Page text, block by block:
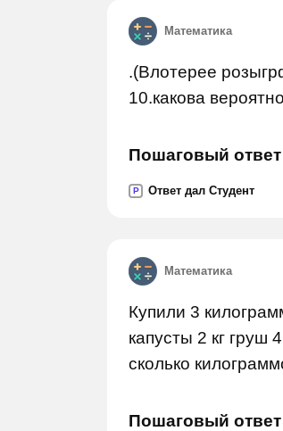
Математика
.(Влотерее
10.какова
Пошаговый ответ
P Ответ дал Студент
Математика
Купили 3
капусты 2 кг груш
сколько
Пошаговый ответ
Задай вопрос